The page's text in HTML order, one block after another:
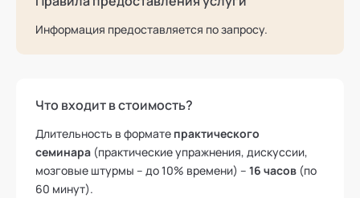
Информация предоставляется по запросу.
Что входит в стоимость?
Длительность в формате практического
семинара (практические упражнения, дискуссии,
мозговые штурмы – до 10% времени) – 16 часов (по
60 минут).